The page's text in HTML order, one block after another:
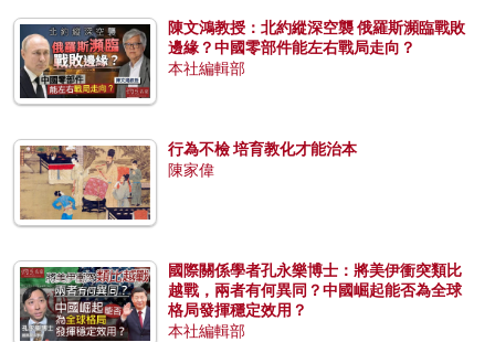
陳文鴻教授：北約縱深空襲 俄羅斯瀕臨戰敗
邊緣？中國零部件能左右戰局走向？
本社編輯部
行為不檢 培育教化才能治本
陳家偉
國際關係學者孔永樂博士：將美伊衝突類比
越戰，兩者有何異同？中國崛起能否為全球
格局發揮穩定效用？
本社編輯部